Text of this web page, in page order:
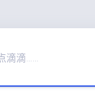
滴滴……